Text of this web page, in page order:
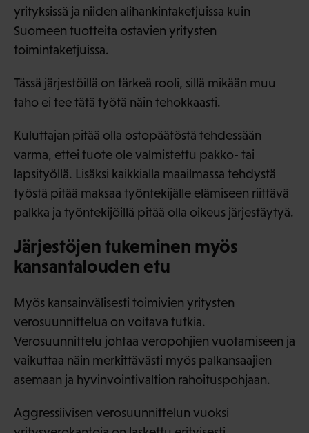
yrityksissä ja niiden alihankintaketjuissa kuin
Suomeen tuotteita ostavien yritysten
toimintaketjuissa.
Tässä järjestöillä on tärkeä rooli, sillä mikään muu
taho ei tee tätä työtä näin tehokkaasti.
Kuluttajan pitää olla ostopäätöstä tehdessään
varma, ettei tuote ole valmistettu pakko- tai
lapsityöllä. Lisäksi kaikkialla maailmassa tehdystä
työstä pitää maksaa työntekijälle elämiseen riittävä
palkka ja työntekijöillä pitää olla oikeus järjestäytyä.
Järjestöjen tukeminen myös
kansantalouden etu
Myös kansainvälisesti toimivien yritysten
verosuunnittelua on voitava tutkia.
Verosuunnittelu johtaa veropohjien vuotamiseen ja
vaikuttaa näin merkittävästi myös palkansaajien
asemaan ja hyvinvointivaltion rahoituspohjaan.
Aggressiivisen verosuunnittelun vuoksi